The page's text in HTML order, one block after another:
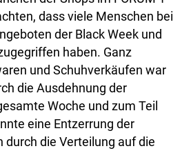
dass viele Menschen bei
der Black Week und
haben. Ganz
und Schuhverkäufen war
die Ausdehnung der
Woche und zum Teil
eine Entzerrung der
durch die Verteilung auf die